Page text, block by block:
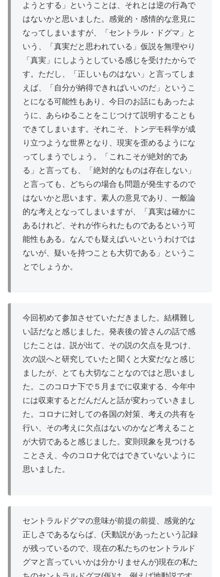
ようとする」ということは、それとは逆の行為で
はないかと思いました。感覚的・感情的な意見に
なってしまいますが、「セントラル・ドグマ」と
いう、「真実だと思われている」仮説を無理やり
「真実」にしようとしている感じを受けたからで
す。ただし、「正しいものはない」と言ってしま
えば、「自分が納得できればいいのだ」というこ
とになる可能性もあり、今日のお話にもあったよ
うに、あらゆることをこじつけて説明することも
できてしまいます。それこそ、トンデモ科学が成
り立つような世界となり、現実を歪めるようにな
ってしまうでしょう。「これこそが絶対的であ
る」と言っても、「絶対的なものは存在しない」
と言っても、どちらの場合も問題が発生するので
はないかと思います。 素人 の意見であり、一般論
的な考えとなってしまいますが、「真実は確かに
あるけれど、それが作られたものであるという可
能性もある。なんでも疑 えばいいというわけでは
ないが、疑いを持つことも大切である」というこ
とでしょうか。
今回初めて参加させていただきました。結構難し
い話だなと感じました。発表後の皆さんの話で感
じたことは、説が出て、その説の欠点を見つけ、
次の説へと研究していたと聞くと大変だなと感じ
ましたが、とても大切なことなのではと思いまし
た。このコロナ下で５月までに収束する、今年中
には収束するとだんだんと話が変わっていきまし
た。コロナに対しての各国の対策、考えの共有を
行い、その考えに欠点はないのかなど考えること
が大切であると感じました。変則現象を見つける
ことさえ、今のコロナ化ではできていないように
思いました。
セントラルドグマの意味が前提の前提、感覚的な
正しさであるならば、(天動説があったという記録
が残っているので、現在の私たちのセントラルド
グマと言っていいかは分かりませんが)現在の私た